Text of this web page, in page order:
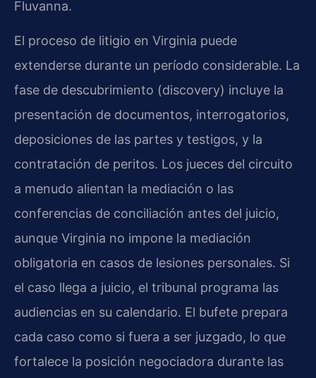
Fluvanna.
El proceso de litigio en Virginia puede
extenderse durante un período considerable. La
fase de descubrimiento (discovery) incluye la
presentación de documentos, interrogatorios,
deposiciones de las partes y testigos, y la
contratación de peritos. Los jueces del circuito
a menudo alientan la mediación o las
conferencias de conciliación antes del juicio,
aunque Virginia no impone la mediación
obligatoria en casos de lesiones personales. Si
el caso llega a juicio, el tribunal programa las
audiencias en su calendario. El bufete prepara
cada caso como si fuera a ser juzgado, lo que
fortalece la posición negociadora durante las